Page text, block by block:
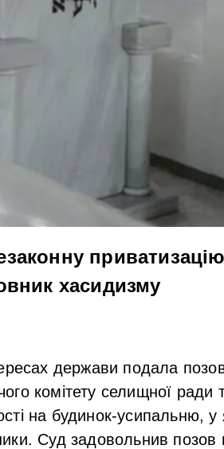
хасидизму
держави подала
комітету селищної ради
на будинок-усипальню, у
Суд задовольнив позов